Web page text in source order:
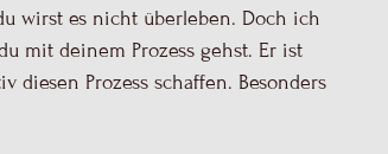
wirst es nicht überleben. Doch ich
mit deinem Prozess gehst. Er ist
diesen Prozess schaffen. Besonders